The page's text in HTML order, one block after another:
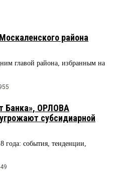
района
главой района, избранным на
Банка», ОРЛОВА
субсидиарной
года: события, тенденции,